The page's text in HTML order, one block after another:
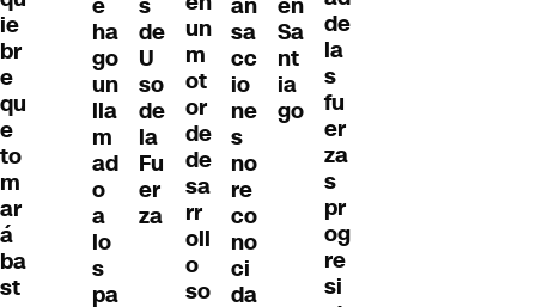
ie
br
e
qu
e
to
m
ar
á
ba
st
ha
go
un
lla
m
ad
o
a
lo
s
pa
de
U
so
de
la
Fu
er
za
un
m
ot
or
de
de
sa
rr
oll
o
so
sa
cc
io
ne
s
no
re
co
no
ci
da
en
Sa
nt
ia
go
de
la
s
fu
er
za
s
pr
og
re
si